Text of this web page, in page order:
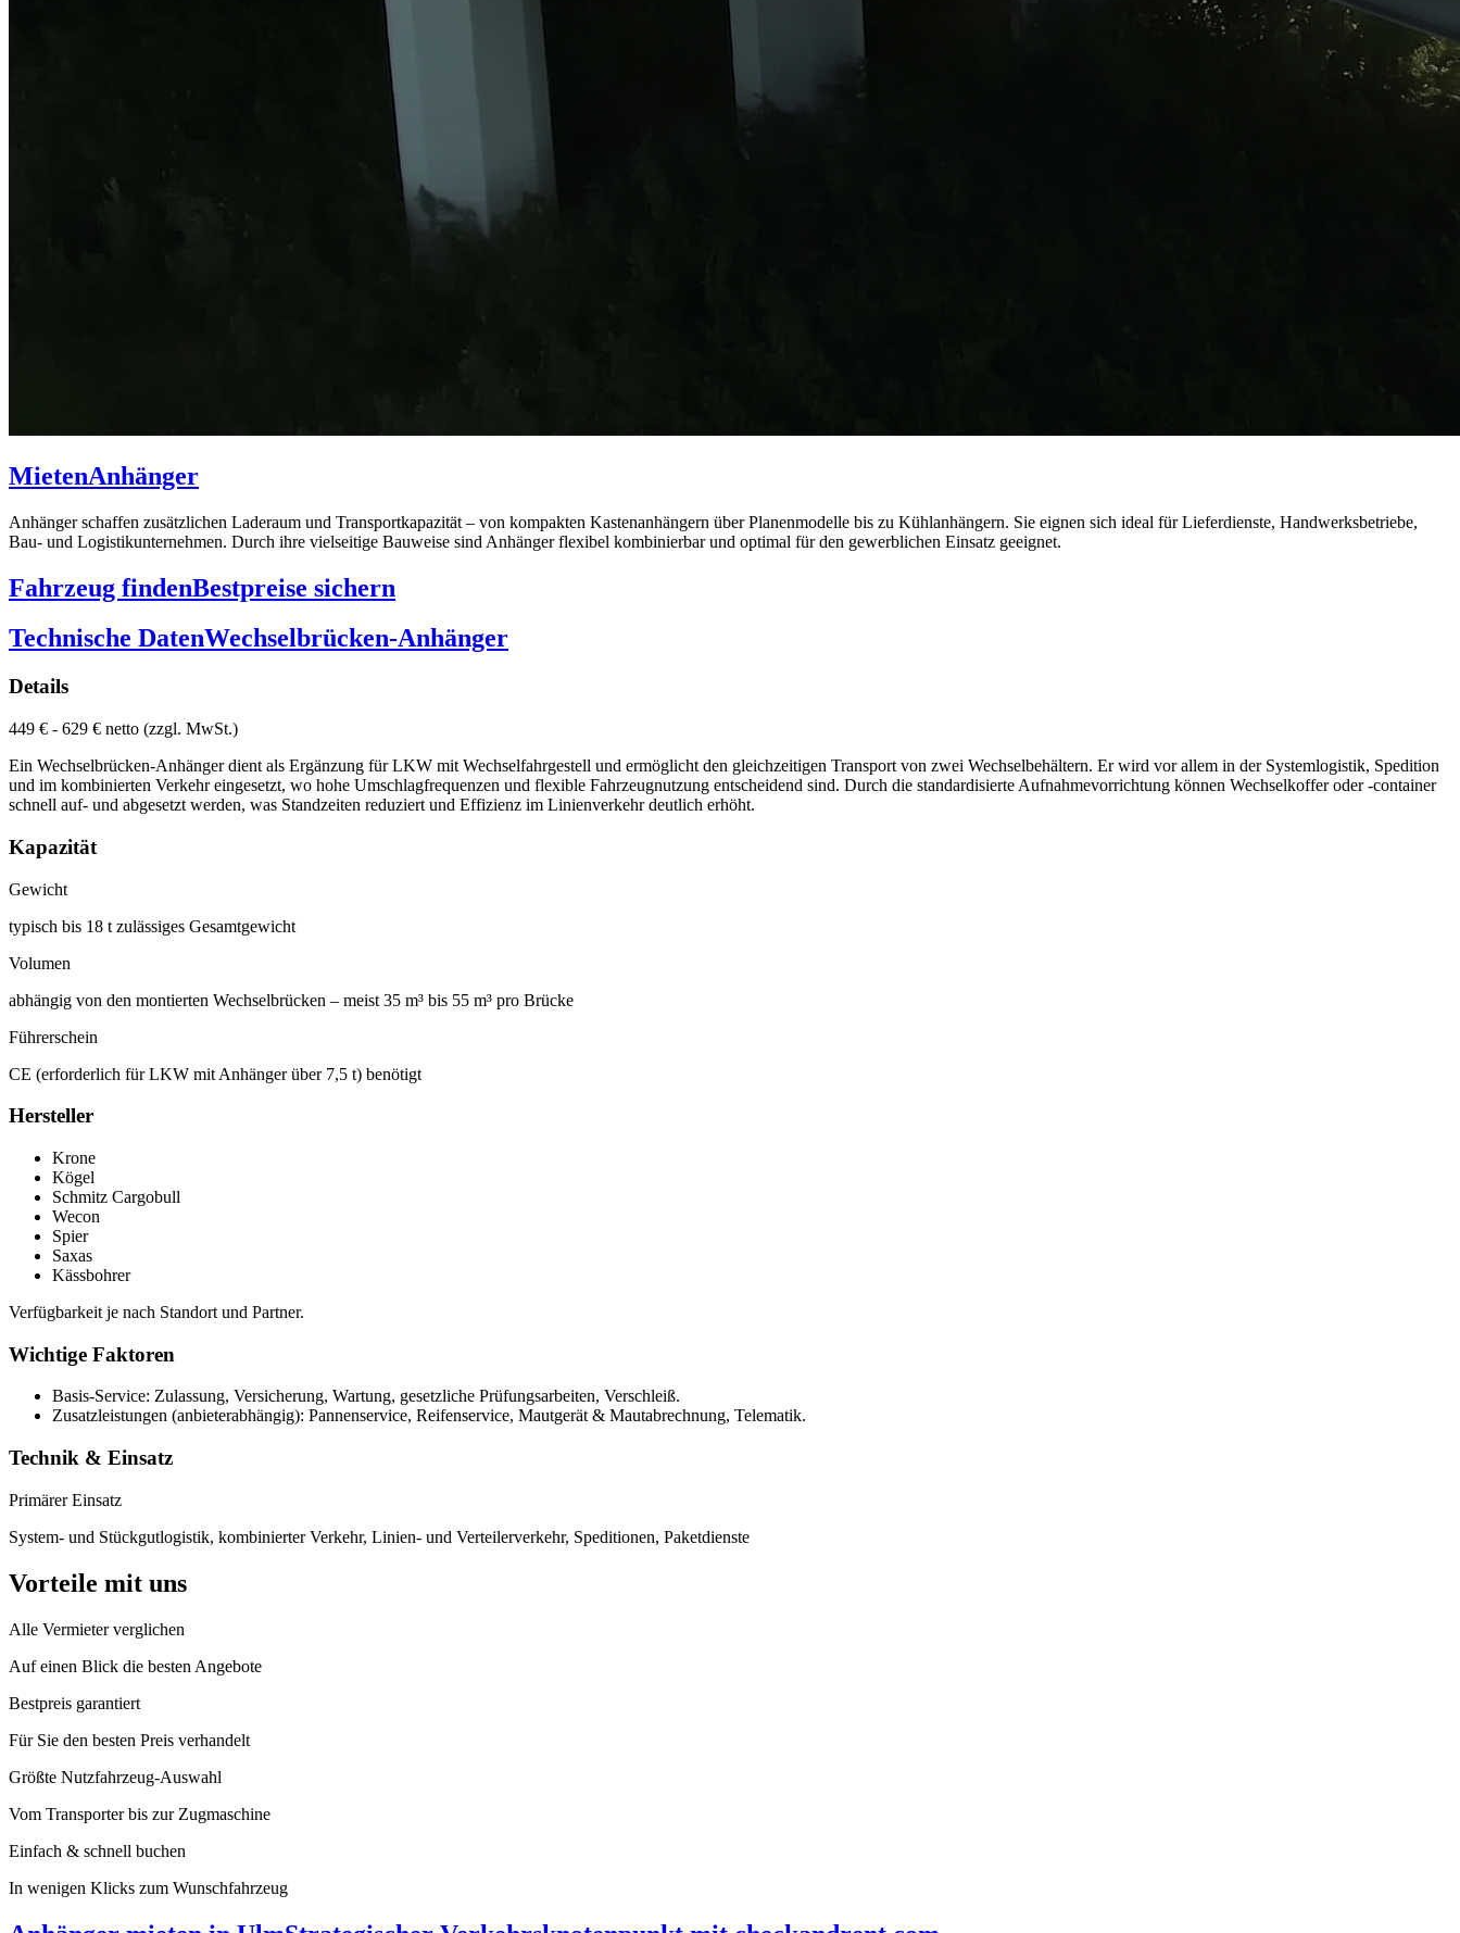
MietenAnhänger
Anhänger schaffen zusätzlichen Laderaum und Transportkapazität – von kompakten Kastenanhängern über Planenmodelle bis zu Kühlanhängern. Sie eignen sich ideal für Lieferdienste, Handwerksbetriebe,
Bau- und Logistikunternehmen. Durch ihre vielseitige Bauweise sind Anhänger flexibel kombinierbar und optimal für den gewerblichen Einsatz geeignet.
Fahrzeug findenBestpreise sichern
Technische DatenWechselbrücken-Anhänger
Details
449 € - 629 € netto (zzgl. MwSt.)
Ein Wechselbrücken-Anhänger dient als Ergänzung für LKW mit Wechselfahrgestell und ermöglicht den gleichzeitigen Transport von zwei Wechselbehältern. Er wird vor allem in der Systemlogistik, Spedition
und im kombinierten Verkehr eingesetzt, wo hohe Umschlagfrequenzen und flexible Fahrzeugnutzung entscheidend sind. Durch die standardisierte Aufnahmevorrichtung können Wechselkoffer oder -container
schnell auf- und abgesetzt werden, was Standzeiten reduziert und Effizienz im Linienverkehr deutlich erhöht.
Kapazität
Gewicht
typisch bis 18 t zulässiges Gesamtgewicht
Volumen
abhängig von den montierten Wechselbrücken – meist 35 m³ bis 55 m³ pro Brücke
Führerschein
CE (erforderlich für LKW mit Anhänger über 7,5 t) benötigt
Hersteller
Krone
Kögel
Schmitz Cargobull
Wecon
Spier
Saxas
Kässbohrer
Verfügbarkeit je nach Standort und Partner.
Wichtige Faktoren
Basis-Service: Zulassung, Versicherung, Wartung, gesetzliche Prüfungsarbeiten, Verschleiß.
Zusatzleistungen (anbieterabhängig): Pannenservice, Reifenservice, Mautgerät & Mautabrechnung, Telematik.
Technik & Einsatz
Primärer Einsatz
System- und Stückgutlogistik, kombinierter Verkehr, Linien- und Verteilerverkehr, Speditionen, Paketdienste
Vorteile mit uns
Alle Vermieter verglichen
Auf einen Blick die besten Angebote
Bestpreis garantiert
Für Sie den besten Preis verhandelt
Größte Nutzfahrzeug-Auswahl
Vom Transporter bis zur Zugmaschine
Einfach & schnell buchen
In wenigen Klicks zum Wunschfahrzeug